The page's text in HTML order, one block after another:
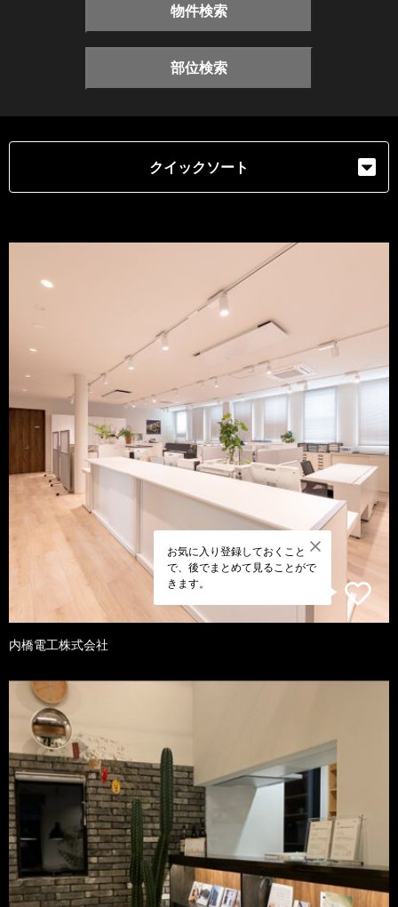
物件検索
部位検索
クイックソート
お気に入り登録しておくこと
で、後でまとめて見ることがで
きます。
内橋電工株式会社